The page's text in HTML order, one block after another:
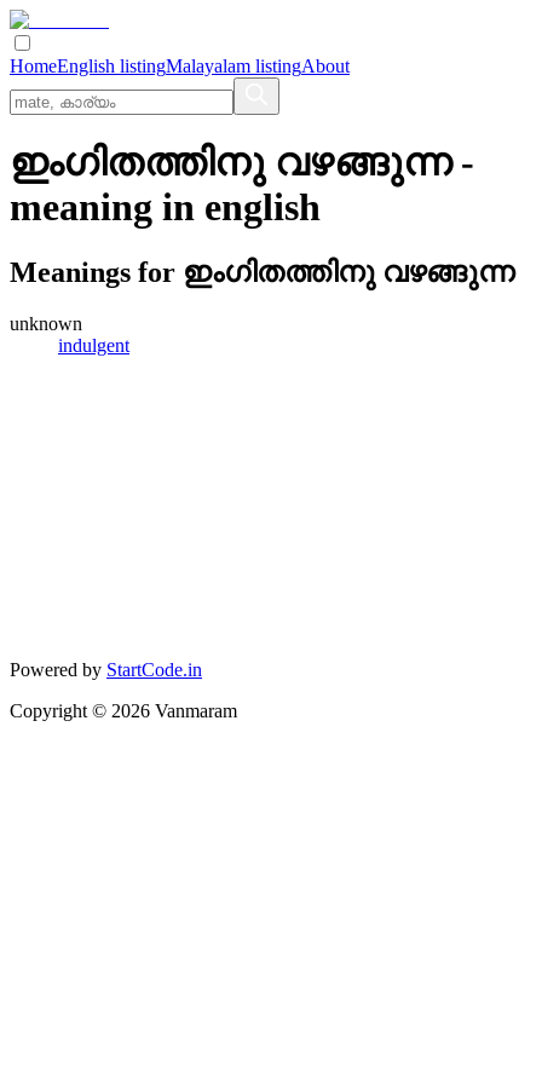
HomeEnglish listingMalayalam listingAbout
ഇംഗിതത്തിനു വഴങ്ങുന്ന-
meaning in english
Meanings for ഇംഗിതത്തിനു വഴങ്ങുന്ന
unknown
indulgent
Powered by StartCode.in
Copyright © 2026 Vanmaram